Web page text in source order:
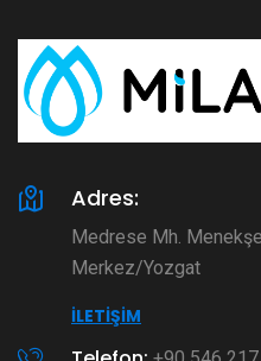
Adres:
Medrese Mh.
Merkez/Yozgat
İLETIŞIM